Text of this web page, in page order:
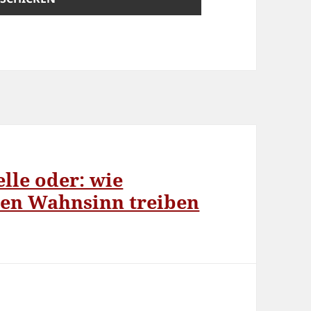
oder: wie
Wahnsinn treiben